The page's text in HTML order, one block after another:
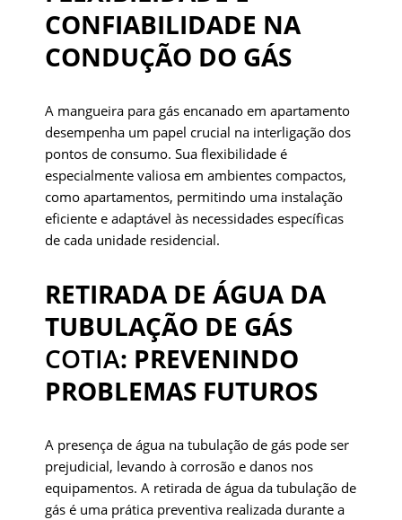
CONFIABILIDADE NA
CONDUÇÃO DO GÁS
A mangueira para gás encanado em apartamento
desempenha um papel crucial na interligação dos
pontos de consumo. Sua flexibilidade é
especialmente valiosa em ambientes compactos,
como apartamentos, permitindo uma instalação
eficiente e adaptável às necessidades específicas
de cada unidade residencial.
RETIRADA DE ÁGUA DA
TUBULAÇÃO DE GÁS
COTIA: PREVENINDO
PROBLEMAS FUTUROS
A presença de água na tubulação de gás pode ser
prejudicial, levando à corrosão e danos nos
equipamentos. A retirada de água da tubulação de
gás é uma prática preventiva realizada durante a